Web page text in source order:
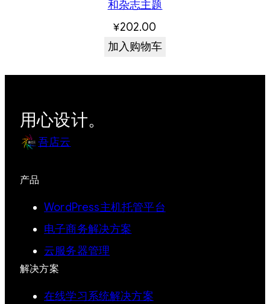
和杂志主题
¥202.00
加入购物车
用心设计。
吾店云
产品
WordPress主机托管平台
电子商务解决方案
云服务器管理
解决方案
在线学习系统解决方案